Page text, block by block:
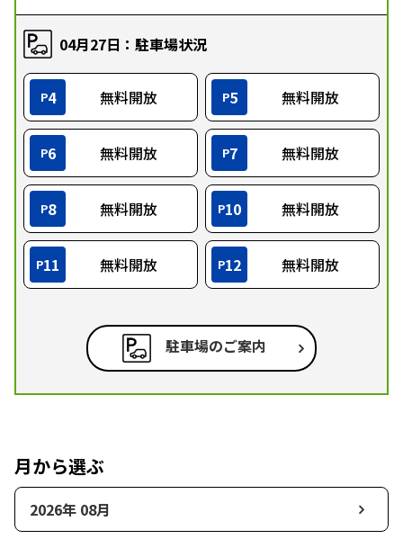
04月27日：駐車場状況
P4 無料開放 P5 無料開放
P6 無料開放 P7 無料開放
P8 無料開放 P10 無料開放
P11 無料開放 P12 無料開放
駐車場のご案内
月から選ぶ
2026年 08月